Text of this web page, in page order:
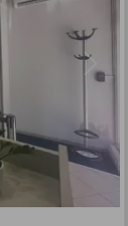
Next